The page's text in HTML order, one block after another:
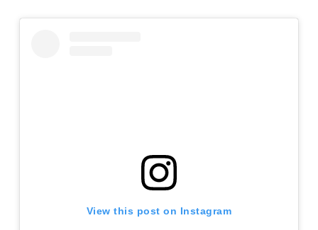
View this post on Instagram